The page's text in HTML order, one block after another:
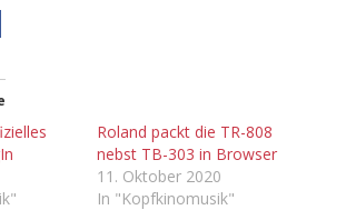
Roland packt die TR-808
nebst TB-303 in Browser
11. Oktober 2020
In "Kopfkinomusik"